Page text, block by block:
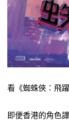
看《蜘蛛俠：飛
即便香港的角色